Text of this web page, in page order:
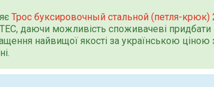
Трос буксировочный стальной (петля-крюк)
даючи можливість споживачеві придбати
найвищої якості за українською ціною